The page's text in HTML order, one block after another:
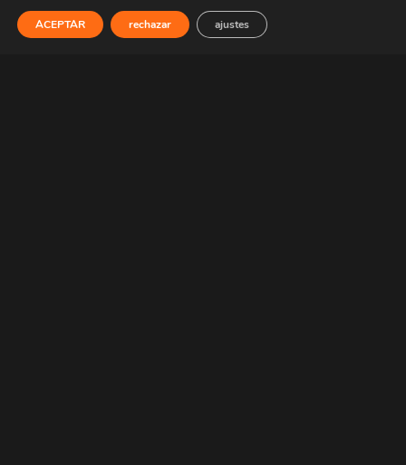
Instagram
Facebook
ACEPTAR rechazar ajustes